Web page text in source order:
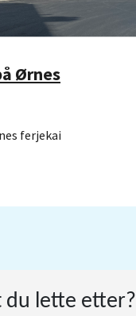
Ørnes
ferjekai
du lette etter?